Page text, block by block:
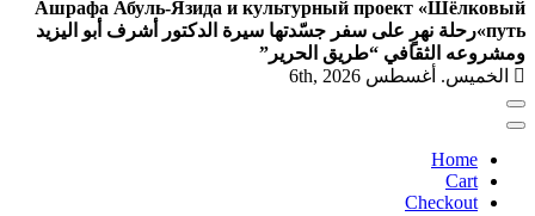
Ашрафа Абуль-Язида и культурный проект «Шёлковый
путь» رحلة نهرٍ على سفر جسّدتها سيرة الدكتور أشرف أبو اليزيد
ومشروعه الثقافي “طريق الحرير”
الخميس. أغسطس 6th, 2026
Home
Cart
Checkout